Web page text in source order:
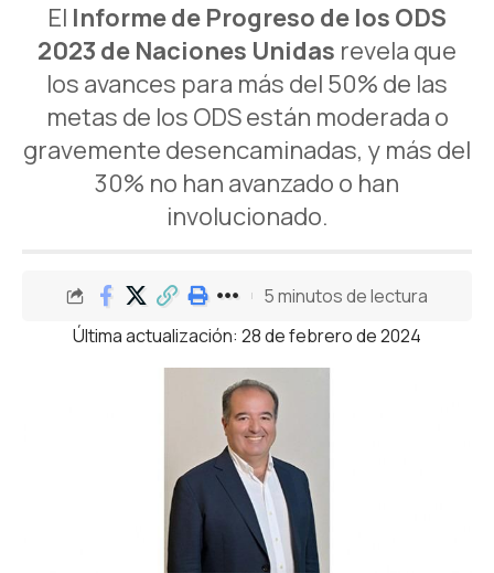
El Informe de Progreso de los ODS
2023 de Naciones Unidas revela que
los avances para más del 50% de las
metas de los ODS están moderada o
gravemente desencaminadas, y más del
30% no han avanzado o han
involucionado.
Última actualización: 28 de febrero de 2024
5 minutos de lectura